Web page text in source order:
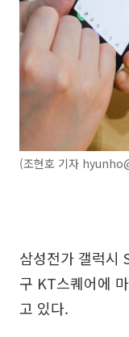
(조현호 기자
삼성전가 갤럭시
구 KT스퀘어에
고 있다.